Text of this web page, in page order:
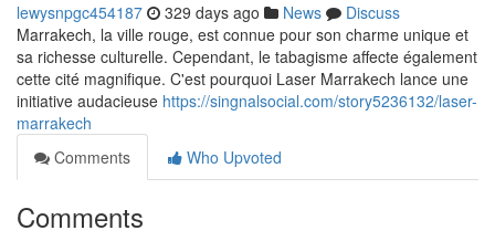
lewysnpgc454187 329 days ago News
Discuss
Marrakech, la ville rouge, est connue pour son charme unique et
sa richesse culturelle. Cependant, le tabagisme affecte également
cette cité magnifique. C'est pourquoi Laser Marrakech lance une
initiative audacieuse https://singnalsocial.com/story5236132/laser-
marrakech
Comments
Who Upvoted
Comments